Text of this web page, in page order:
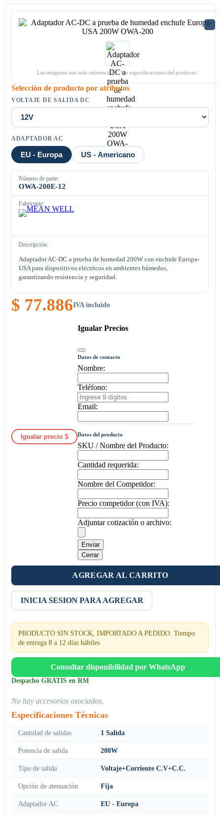
Las imágenes son solo referenciales. Ver especificaciones del producto.
Selección de producto por atributos
VOLTAJE DE SALIDA DC
ADAPTADOR AC
EU - Europa US - Americano
Número de parte:
OWA-200E-12
Fabricante:
Descripción:
Adaptador AC-DC a prueba de humedad 200W con enchufe Europa-
USA para dispositivos eléctricos en ambientes húmedos,
garantizando resistencia y seguridad.
$ 77.886IVA incluido
Igualar precio $
Igualar Precios
Datos de contacto
Nombre:
Teléfono:
Email:
Datos del producto
SKU / Nombre del Producto:
Cantidad requerida:
Nombre del Competidor:
Precio competidor (con IVA):
Adjuntar cotización o archivo:
Enviar
Cerrar
AGREGAR AL CARRITO
INICIA SESION PARA AGREGAR
PRODUCTO SIN STOCK, IMPORTADO A PEDIDO. Tiempo
de entrega 8 a 12 días hábiles
Consultar disponibilidad por WhatsApp
Despacho GRATIS en RM
No hay accesorios asociados.
Especificaciones Técnicas
Cantidad de salidas 1 Salida
Potencia de salida 200W
Tipo de salida Voltaje+Corriente C.V+C.C.
Opción de atenuación Fija
Adaptador AC EU - Europa